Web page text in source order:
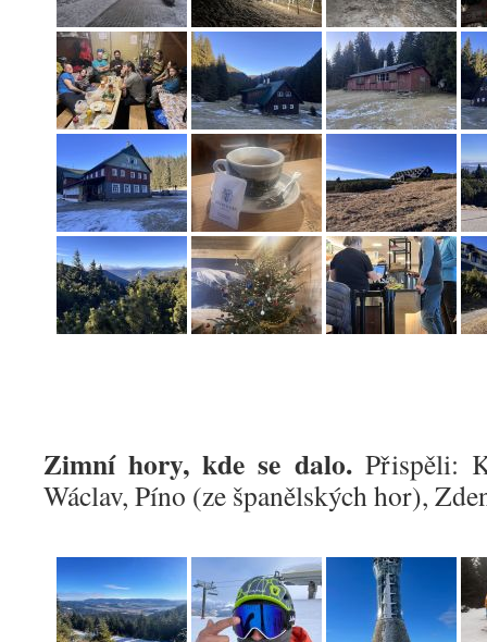
Zimní hory, kde se dalo.Přispěli:
Wáclav, Píno (ze španělských hor),